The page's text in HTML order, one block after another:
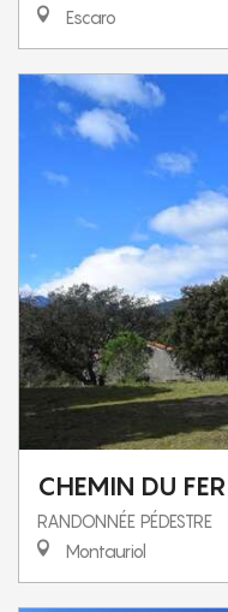
Escaro
CHEMIN DU FER
RANDONNÉE PÉDESTRE
Montauriol